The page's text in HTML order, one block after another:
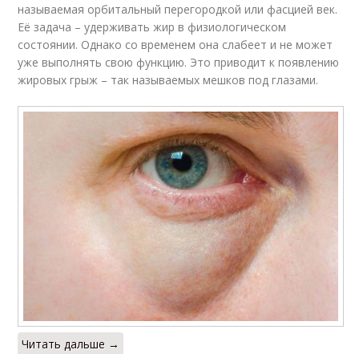
называемая орбитальный перегородкой или фасцией век.
Её задача – удерживать жир в физиологическом
состоянии. Однако со временем она слабеет и не может
уже выполнять свою функцию. Это приводит к появлению
жировых грыж – так называемых мешков под глазами.
Читать дальше →